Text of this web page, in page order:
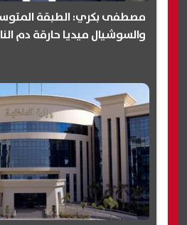
مصطفى بكري: الطبقة
والسوشيال ميديا حارقة دم